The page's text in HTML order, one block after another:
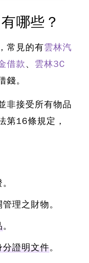
哪些？
常見的有雲林汽
借款、 雲林3C
錢。
非接受所有物品
第16條規定，
理之財物。
。
分證明文件。